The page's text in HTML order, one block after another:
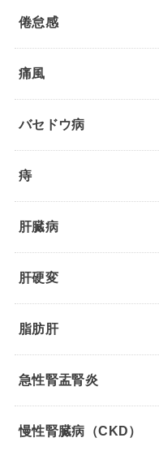
倦怠感
痛風
バセドウ病
痔
肝臓病
肝硬変
脂肪肝
急性腎盂腎炎
慢性腎臓病（CKD）